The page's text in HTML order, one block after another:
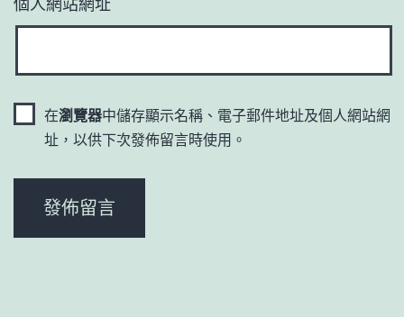
在瀏覽器中儲存顯示名稱、電子郵件地址及個人網站網
址，以供下次發佈留言時使用。